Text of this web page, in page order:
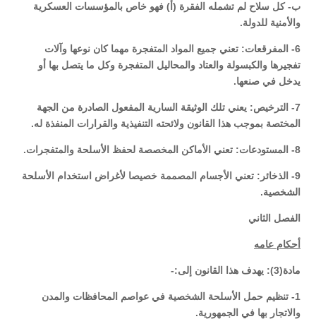
ب- كل سلاح لم تشمله الفقرة (أ) فهو خاص بالمؤسسات العسكرية
والأمنية للدولة.
6- المفرقعات: تعني جميع المواد المتفجرة مهما كان نوعها وآلات
تفجيرها والكبسولة والعتاد والمحاليل المتفجرة وكل ما يتصل بها أو
يدخل في صنعها.
7- الترخيص: يعني تلك الوثيقة السارية المفعول الصادرة من الجهة
المختصة بموجب هذا القانون ولائحته التنفيذية والقرارات المنفذة له.
8- المستودعات: تعني الأماكن المخصصة لحفظ الأسلحة والمتفجرات.
9- الذخائر: تعني الأجسام المصممة خصيصا لأغراض استخدام الأسلحة
الشخصية.
الفصل الثاني
أحكام عامه
مادة(3): يهدف هذا القانون إلى:-
1- تنظيم حمل الأسلحة الشخصية في عواصم المحافظات والمدن
والاتجار بها في الجمهورية.